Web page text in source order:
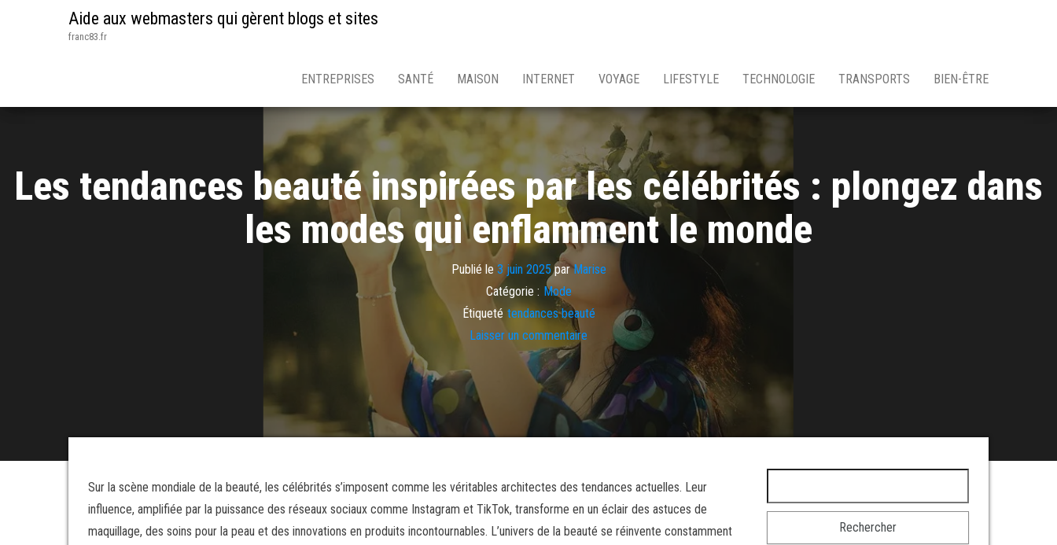
Aide aux webmasters qui gèrent blogs et sites
franc83.fr
ENTREPRISES SANTÉ MAISON INTERNET VOYAGE LIFESTYLE TECHNOLOGIE TRANSPORTS BIEN-ÊTRE
Les tendances beauté inspirées par les célébrités : plongez dans
les modes qui enflamment le monde
Publié le 3 juin 2025parMarise
Catégorie : Mode
Étiqueté tendances beauté
Laisser un commentaire
Sur la scène mondiale de la beauté, les célébrités s’imposent comme les véritables architectes des tendances actuelles. Leur
influence, amplifiée par la puissance des réseaux sociaux comme Instagram et TikTok, transforme en un éclair des astuces de
maquillage, des soins pour la peau et des innovations en produits incontournables. L’univers de la beauté se réinvente constamment